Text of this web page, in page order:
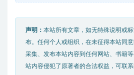
声明： 本站所有文章，如无特殊说明或
布。任何个人或组织，在未征得本站同意
采集、发布本站内容到任何网站、书籍
站内容侵犯了原著者的合法权益，可联系